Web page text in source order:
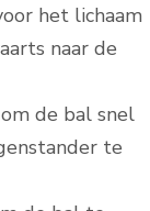
het lichaam
naar de
de bal snel
te